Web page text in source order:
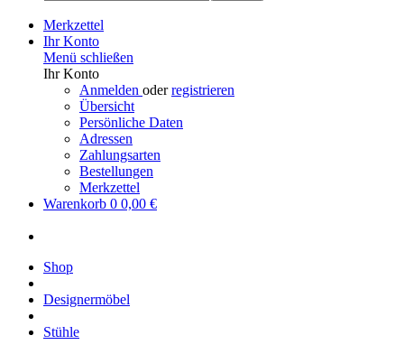
Merkzettel
Ihr Konto
Menü schließen
Ihr Konto
Anmelden oderregistrieren
Übersicht
Persönliche Daten
Adressen
Zahlungsarten
Bestellungen
Merkzettel
Warenkorb 0 0,00 €
Shop
Designermöbel
Stühle